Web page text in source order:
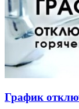
График